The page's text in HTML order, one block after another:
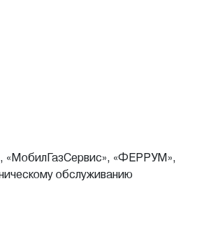
«МобилГазСервис», «ФЕРРУМ»,
обслуживанию